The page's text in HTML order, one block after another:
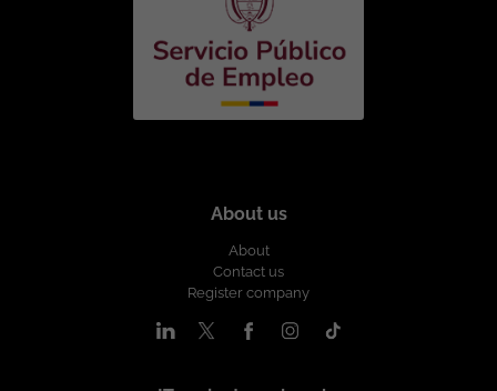
About us
About
Contact us
Register company